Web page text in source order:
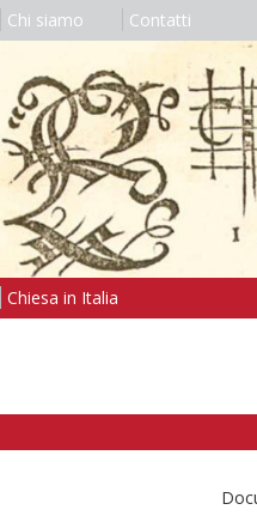
Chi siamo Contatti
Chiesa in Italia